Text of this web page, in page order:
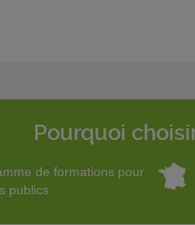
Pourquoi
de formations pour
publics